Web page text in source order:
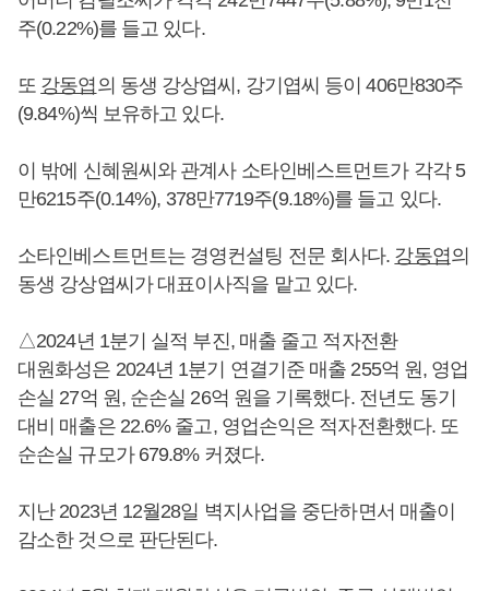
주(0.22%)를 들고 있다.
또 강동엽 의 동생 강상엽씨, 강기엽씨 등이 406만830주
(9.84%)씩 보유하고 있다.
이 밖에 신혜원씨와 관계사 소타인베스트먼트가 각각 5
만6215주(0.14%), 378만7719주(9.18%)를 들고 있다.
소타인베스트먼트는 경영컨설팅 전문 회사다. 강동엽의
동생 강상엽씨가 대표이사직을 맡고 있다.
△2024년 1분기 실적 부진, 매출 줄고 적자전환
대원화성은 2024년 1분기 연결기준 매출 255억 원, 영업
손실 27억 원, 순손실 26억 원을 기록했다. 전년도 동기
대비 매출은 22.6% 줄고, 영업손익은 적자전환했다. 또
순손실 규모가 679.8% 커졌다.
지난 2023년 12월28일 벽지사업을 중단하면서 매출이
감소한 것으로 판단된다.